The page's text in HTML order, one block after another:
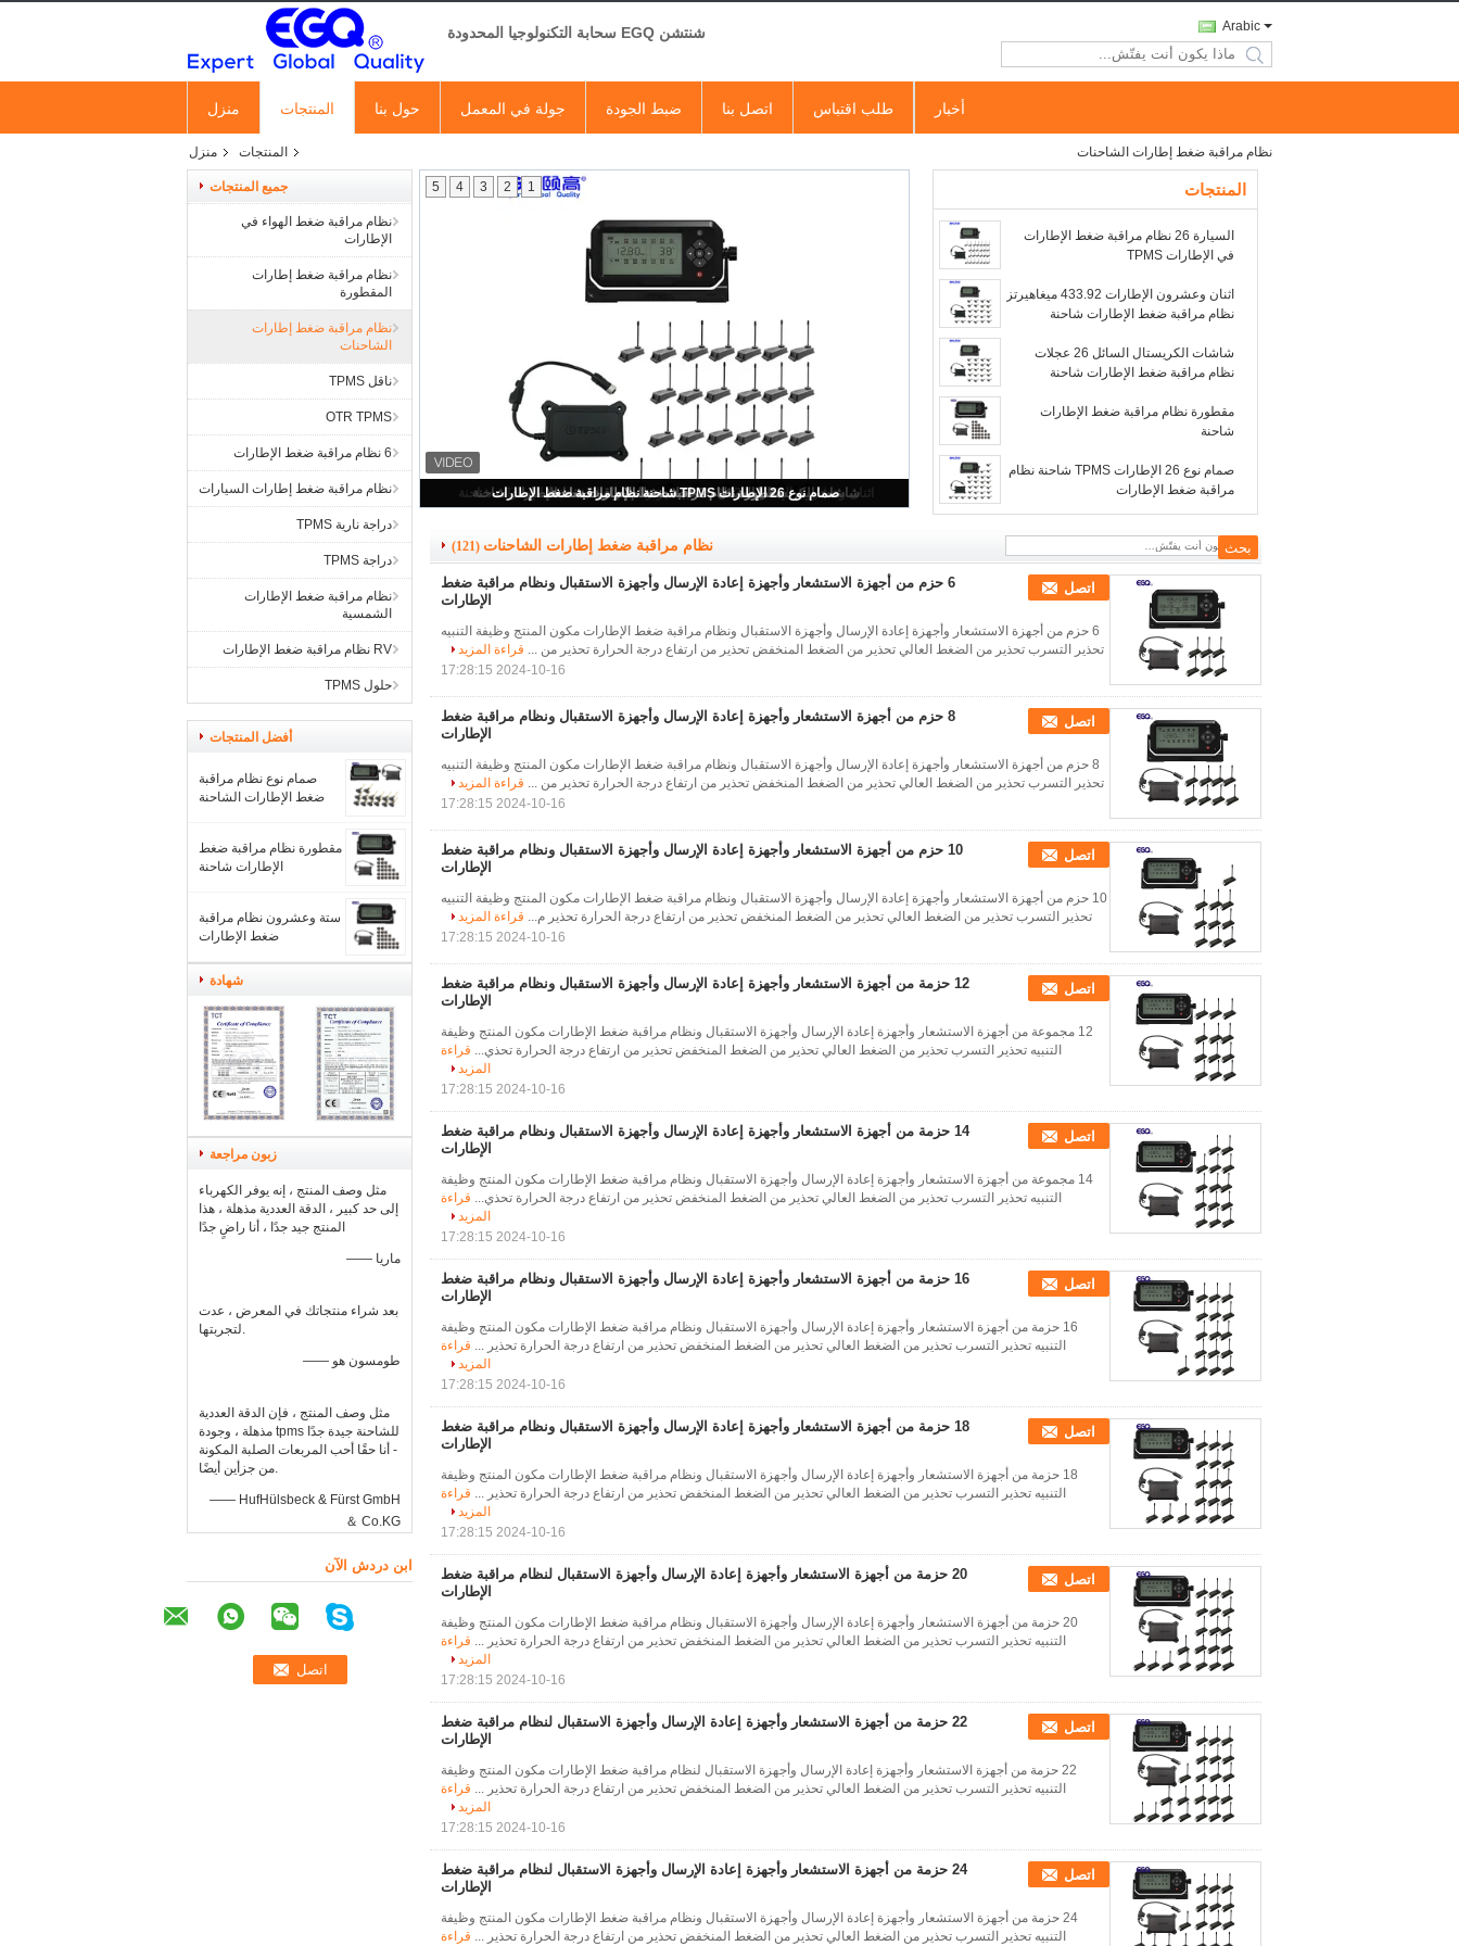
شنتشن EGQ سحابة التكنولوجيا المحدودة Arabic
search
منزل المنتجات حول بنا جولة في المعمل ضبط الجودة اتصل بنا طلب اقتباس أخبار
منزل المنتجات نظام مراقبة ضغط إطارات الشاحنات
جميع المنتجات
نظام مراقبة ضغط الهواء في
الإطارات
نظام مراقبة ضغط إطارات
المقطورة
نظام مراقبة ضغط إطارات
الشاحنات
ناقل TPMS
OTR TPMS
6 نظام مراقبة ضغط الإطارات
نظام مراقبة ضغط إطارات السيارات
دراجة نارية TPMS
دراجة TPMS
نظام مراقبة ضغط الإطارات
الشمسية
RV نظام مراقبة ضغط الإطارات
حلول TPMS
أفضل المنتجات
صمام نوع نظام مراقبة
ضغط الإطارات الشاحنة
مقطورة نظام مراقبة ضغط
الإطارات شاحنة
ستة وعشرون نظام مراقبة
ضغط الإطارات
شهادة
زبون مراجعة
مثل وصف المنتج ، إنه يوفر الكهرباء
إلى حد كبير ، الدقة العددية مذهلة ، هذا
المنتج جيد جدًا ، أنا راضٍ جدًا
—— ماريا
بعد شراء منتجاتك في المعرض ، عدت
لتجربتها.
—— طومسون هو
مثل وصف المنتج ، فإن الدقة العددية
مذهلة ، وجودة tpms للشاحنة جيدة جدًا
- أنا حقًا أحب المربعات الصلبة المكونة
من جزأين أيضًا.
—— HufHülsbeck & Fürst GmbH
＆ Co.KG
ابن دردش الآن
السيارة 26 نظام مراقبة ضغط الإطارات في الإطارات TPMS
1
2
3
4
5 المنتجات
السيارة 26 نظام مراقبة ضغط الإطارات
في الإطارات TPMS
اثنان وعشرون الإطارات 433.92 ميغاهيرتز
نظام مراقبة ضغط الإطارات شاحنة
شاشات الكريستال السائل 26 عجلات
نظام مراقبة ضغط الإطارات شاحنة
مقطورة نظام مراقبة ضغط الإطارات
شاحنة
صمام نوع 26 الإطارات TPMS شاحنة نظام
مراقبة ضغط الإطارات
نظام مراقبة ضغط إطارات الشاحنات (121)
6 حزم من أجهزة الاستشعار وأجهزة إعادة الإرسال وأجهزة الاستقبال ونظام مراقبة ضغط
الإطارات
اتصل
6 حزم من أجهزة الاستشعار وأجهزة إعادة الإرسال وأجهزة الاستقبال ونظام مراقبة ضغط الإطارات مكون المنتج وظيفة التنبيه
تحذير التسرب تحذير من الضغط العالي تحذير من الضغط المنخفض تحذير من ارتفاع درجة الحرارة تحذير من ... قراءة المزيد
2024-10-16 17:28:15
8 حزم من أجهزة الاستشعار وأجهزة إعادة الإرسال وأجهزة الاستقبال ونظام مراقبة ضغط
الإطارات
اتصل
8 حزم من أجهزة الاستشعار وأجهزة إعادة الإرسال وأجهزة الاستقبال ونظام مراقبة ضغط الإطارات مكون المنتج وظيفة التنبيه
تحذير التسرب تحذير من الضغط العالي تحذير من الضغط المنخفض تحذير من ارتفاع درجة الحرارة تحذير من ... قراءة المزيد
2024-10-16 17:28:15
10 حزم من أجهزة الاستشعار وأجهزة إعادة الإرسال وأجهزة الاستقبال ونظام مراقبة ضغط
الإطارات
اتصل
10 حزم من أجهزة الاستشعار وأجهزة إعادة الإرسال وأجهزة الاستقبال ونظام مراقبة ضغط الإطارات مكون المنتج وظيفة التنبيه
تحذير التسرب تحذير من الضغط العالي تحذير من الضغط المنخفض تحذير من ارتفاع درجة الحرارة تحذير م... قراءة المزيد
2024-10-16 17:28:15
12 حزمة من أجهزة الاستشعار وأجهزة إعادة الإرسال وأجهزة الاستقبال ونظام مراقبة ضغط
الإطارات
اتصل
12 مجموعة من أجهزة الاستشعار وأجهزة إعادة الإرسال وأجهزة الاستقبال ونظام مراقبة ضغط الإطارات مكون المنتج وظيفة
التنبيه تحذير التسرب تحذير من الضغط العالي تحذير من الضغط المنخفض تحذير من ارتفاع درجة الحرارة تحذي... قراءة
المزيد
2024-10-16 17:28:15
14 حزمة من أجهزة الاستشعار وأجهزة إعادة الإرسال وأجهزة الاستقبال ونظام مراقبة ضغط
الإطارات
اتصل
14 مجموعة من أجهزة الاستشعار وأجهزة إعادة الإرسال وأجهزة الاستقبال ونظام مراقبة ضغط الإطارات مكون المنتج وظيفة
التنبيه تحذير التسرب تحذير من الضغط العالي تحذير من الضغط المنخفض تحذير من ارتفاع درجة الحرارة تحذي... قراءة
المزيد
2024-10-16 17:28:15
16 حزمة من أجهزة الاستشعار وأجهزة إعادة الإرسال وأجهزة الاستقبال ونظام مراقبة ضغط
الإطارات
اتصل
16 حزمة من أجهزة الاستشعار وأجهزة إعادة الإرسال وأجهزة الاستقبال ونظام مراقبة ضغط الإطارات مكون المنتج وظيفة
التنبيه تحذير التسرب تحذير من الضغط العالي تحذير من الضغط المنخفض تحذير من ارتفاع درجة الحرارة تحذير ... قراءة
المزيد
2024-10-16 17:28:15
18 حزمة من أجهزة الاستشعار وأجهزة إعادة الإرسال وأجهزة الاستقبال ونظام مراقبة ضغط
الإطارات
اتصل
18 حزمة من أجهزة الاستشعار وأجهزة إعادة الإرسال وأجهزة الاستقبال ونظام مراقبة ضغط الإطارات مكون المنتج وظيفة
التنبيه تحذير التسرب تحذير من الضغط العالي تحذير من الضغط المنخفض تحذير من ارتفاع درجة الحرارة تحذير ... قراءة
المزيد
2024-10-16 17:28:15
20 حزمة من أجهزة الاستشعار وأجهزة إعادة الإرسال وأجهزة الاستقبال لنظام مراقبة ضغط
الإطارات
اتصل
20 حزمة من أجهزة الاستشعار وأجهزة إعادة الإرسال وأجهزة الاستقبال ونظام مراقبة ضغط الإطارات مكون المنتج وظيفة
التنبيه تحذير التسرب تحذير من الضغط العالي تحذير من الضغط المنخفض تحذير من ارتفاع درجة الحرارة تحذير ... قراءة
المزيد
2024-10-16 17:28:15
22 حزمة من أجهزة الاستشعار وأجهزة إعادة الإرسال وأجهزة الاستقبال لنظام مراقبة ضغط
الإطارات
اتصل
22 حزمة من أجهزة الاستشعار وأجهزة إعادة الإرسال وأجهزة الاستقبال لنظام مراقبة ضغط الإطارات مكون المنتج وظيفة
التنبيه تحذير التسرب تحذير من الضغط العالي تحذير من الضغط المنخفض تحذير من ارتفاع درجة الحرارة تحذير ... قراءة
المزيد
2024-10-16 17:28:15
24 حزمة من أجهزة الاستشعار وأجهزة إعادة الإرسال وأجهزة الاستقبال لنظام مراقبة ضغط
الإطارات
اتصل
24 حزمة من أجهزة الاستشعار وأجهزة إعادة الإرسال وأجهزة الاستقبال ونظام مراقبة ضغط الإطارات مكون المنتج وظيفة
التنبيه تحذير التسرب تحذير من الضغط العالي تحذير من الضغط المنخفض تحذير من ارتفاع درجة الحرارة تحذير ... قراءة